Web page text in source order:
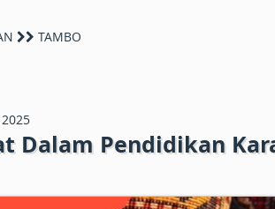
TAMBO
Dalam Pendidikan